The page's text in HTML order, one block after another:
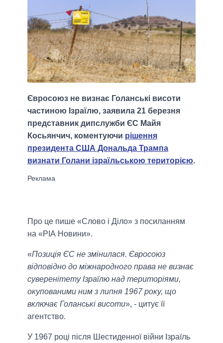
Євросоюз не визнає Голанські висоти
частиною Ізраїлю, заявила 21 березня
представник дипслужби ЄС Майя
Косьянчич, коментуючи рішення
президента США Дональда Трампа
визнати Голани ізраїльською територією.
Про це пише «Слово і Діло» з посиланням
на «РІА Новини».
«Позиція ЄС не змінилася. Євросоюз
відповідно до міжнародного права не визнає
суверенітету Ізраїлю над територіями,
окупованими ним з липня 1967 року, що
включає Голанські висоти», - цитує її
агентство.
У 1967 році після Шестиденної війни Ізраїль